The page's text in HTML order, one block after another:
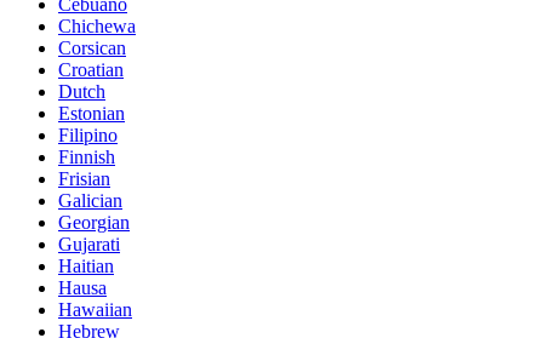
Cebuano
Chichewa
Corsican
Croatian
Dutch
Estonian
Filipino
Finnish
Frisian
Galician
Georgian
Gujarati
Haitian
Hausa
Hawaiian
Hebrew